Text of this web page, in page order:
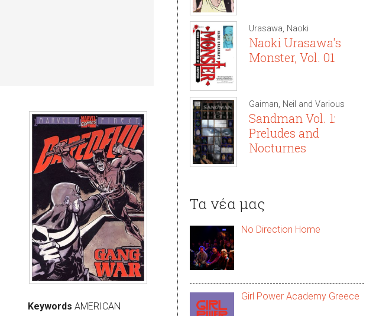
Keywords AMERICAN
Urasawa, Naoki
Naoki Urasawa's
Monster, Vol. 01
Gaiman, Neil and Various
Sandman Vol. 1:
Preludes and
Nocturnes
Τα νέα μας
No Direction Home
Girl Power Academy Greece